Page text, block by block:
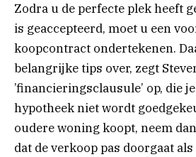
Zodra u de perfecte plek heeft
is geaccepteerd, moet u een
koopcontract ondertekenen.
belangrijke tips over, zegt
’financieringsclausule’ op, die
hypotheek niet wordt
oudere woning koopt, neem
dat de verkoop pas doorgaat